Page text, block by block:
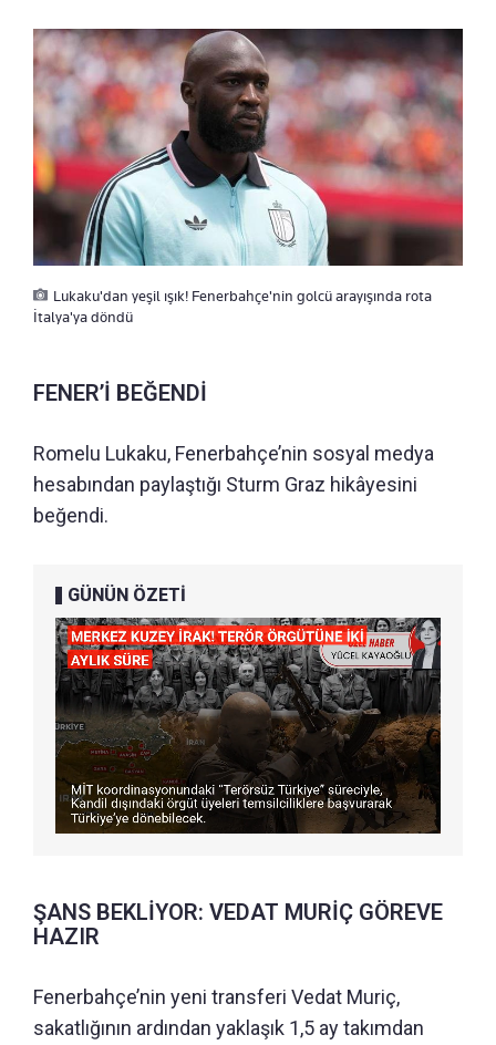
Lukaku'dan yeşil ışık! Fenerbahçe'nin golcü arayışında rota
İtalya'ya döndü
FENER’İ BEĞENDİ
Romelu Lukaku, Fenerbahçe’nin sosyal medya
hesabından paylaştığı Sturm Graz hikâyesini
beğendi.
GÜNÜN ÖZETİ
ŞANS BEKLİYOR: VEDAT MURİÇ GÖREVE
HAZIR
Fenerbahçe’nin yeni transferi Vedat Muriç,
sakatlığının ardından yaklaşık 1,5 ay takımdan